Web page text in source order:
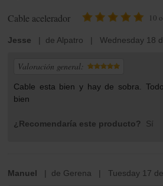
Cable acelerador 10
Jesse | de Alpatro | Wednesday 18
Valoración general:
Cable esta bien y hay de sobra.
bien
¿Recomendaría este producto? Sí
Manuel | de Gerena | Tuesday 17 de